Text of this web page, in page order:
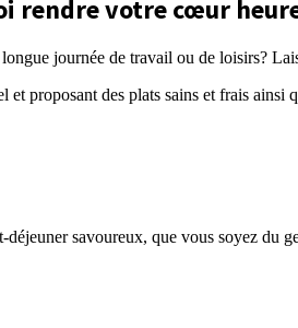
rendre votre cœur
journée de travail ou de loisirs?
proposant des plats sains et frais ainsi
savoureux, que vous soyez du